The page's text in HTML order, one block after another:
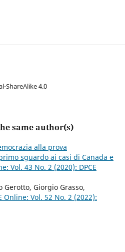
ShareAlike 4.0
same author(s)
alla prova
sguardo ai casi di Canada e
Vol. 43 No. 2 (2020): DPCE
Gerotto, Giorgio Grasso,
Online: Vol. 52 No. 2 (2022):